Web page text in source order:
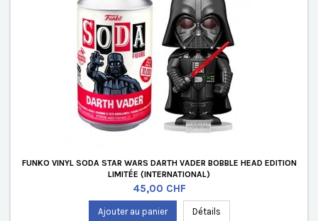
FUNKO VINYL SODA STAR WARS DARTH VADER BOBBLE HEAD EDITION
LIMITÉE (INTERNATIONAL)
Prix
45,00 CHF
Ajouter au panier Détails